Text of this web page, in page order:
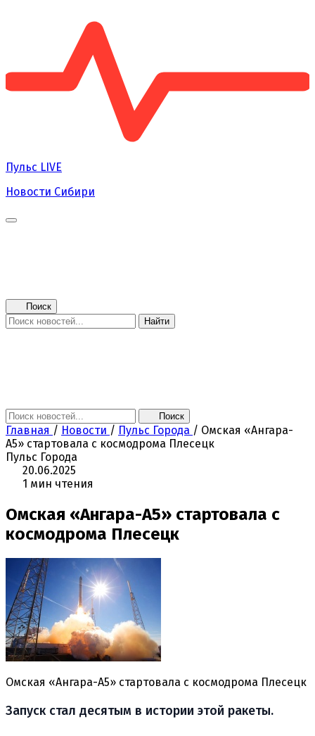
Пульс LIVE
Новости Сибири
Поиск
Найти
Поиск
Главная / Новости / Пульс Города / Омская «Ангара-
А5» стартовала с космодрома Плесецк
Пульс Города
20.06.2025
1 мин чтения
Омская «Ангара-А5» стартовала с
космодрома Плесецк
Омская «Ангара-А5» стартовала с космодрома Плесецк
Запуск стал десятым в истории этой ракеты.